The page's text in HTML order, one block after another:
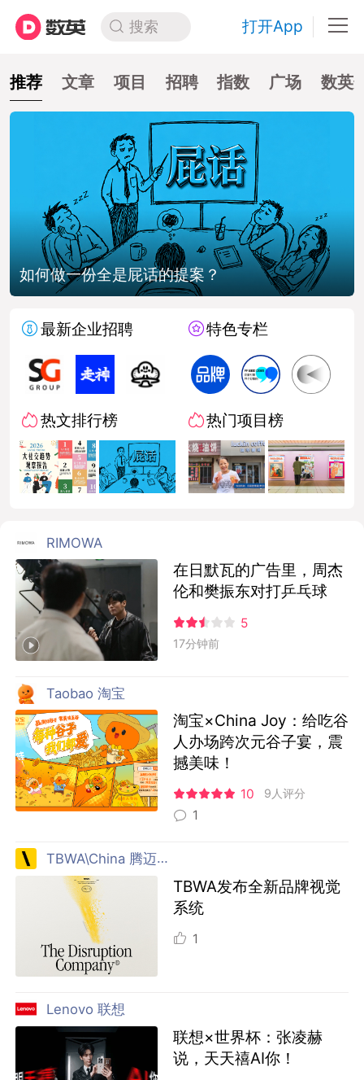
搜索 打开App
推荐 文章 项目 招聘 指数 广场 数英
全是屁话的提案？ 戛纳幼狮
最新企业招聘
热文排行榜
特色专栏
热门项目榜
RIMOWA
在日默瓦的广告里，周杰
伦和樊振东对打乒乓球
5
17分钟前
Taobao 淘宝
淘宝×China Joy：给吃谷
人办场跨次元谷子宴，震
撼美味！
10 9人评分
1
TBWA\China 腾迈 中国
TBWA发布全新品牌视觉
系统
1
Lenovo 联想
联想×世界杯：张凌赫
说，天天禧AI你！